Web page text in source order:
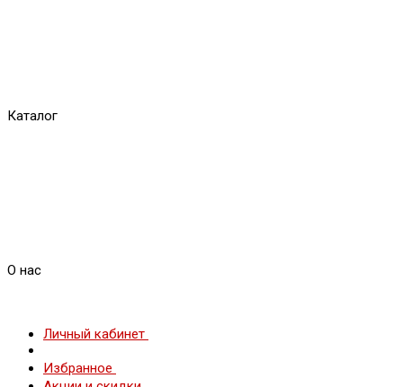
Каталог
О нас
Личный кабинет
Избранное